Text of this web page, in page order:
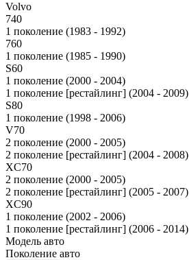
Volvo
740
1 поколение (1983 - 1992)
760
1 поколение (1985 - 1990)
S60
1 поколение (2000 - 2004)
1 поколение [рестайлинг] (2004 - 2009)
S80
1 поколение (1998 - 2006)
V70
2 поколение (2000 - 2005)
2 поколение [рестайлинг] (2004 - 2008)
XC70
2 поколение (2000 - 2005)
2 поколение [рестайлинг] (2005 - 2007)
XC90
1 поколение (2002 - 2006)
1 поколение [рестайлинг] (2006 - 2014)
Модель авто
Поколение авто